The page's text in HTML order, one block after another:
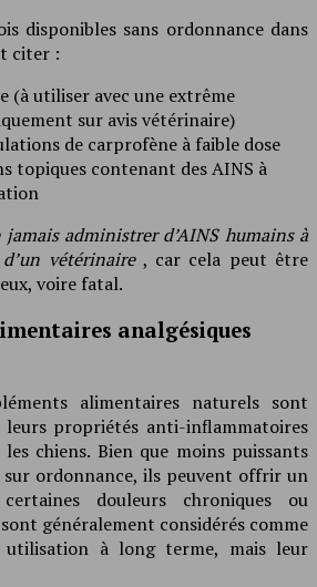
disponibles sans ordonnance dans
citer :
(à utiliser avec une extrême
sur avis vétérinaire)
de carprofène à faible dose
topiques contenant des AINS à
administrer d’AINS humains à
vétérinaire , car cela peut être
voire fatal.
analgésiques
alimentaires naturels sont
leurs propriétés anti-inflammatoires
chiens. Bien que moins puissants
sur ordonnance, ils peuvent offrir un
douleurs chroniques ou
généralement considérés comme
à long terme, mais leur